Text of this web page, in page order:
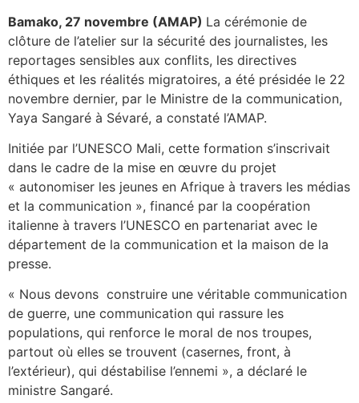
Bamako, 27 novembre (AMAP) La cérémonie de
clôture de l’atelier sur la sécurité des journalistes, les
reportages sensibles aux conflits, les directives
éthiques et les réalités migratoires, a été présidée le 22
novembre dernier, par le Ministre de la communication,
Yaya Sangaré à Sévaré, a constaté l’AMAP.
Initiée par l’UNESCO Mali, cette formation s’inscrivait
dans le cadre de la mise en œuvre du projet
« autonomiser les jeunes en Afrique à travers les médias
et la communication », financé par la coopération
italienne à travers l’UNESCO en partenariat avec le
département de la communication et la maison de la
presse.
« Nous devons construire une véritable communication
de guerre, une communication qui rassure les
populations, qui renforce le moral de nos troupes,
partout où elles se trouvent (casernes, front, à
l’extérieur), qui déstabilise l’ennemi », a déclaré le
ministre Sangaré.